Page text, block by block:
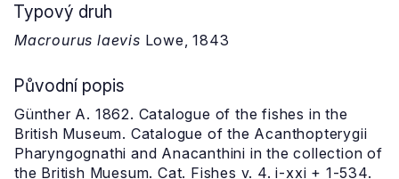
Typový druh
Macrourus laevis Lowe, 1843
Původní popis
Günther A. 1862. Catalogue of the fishes in the
British Museum. Catalogue of the Acanthopterygii
Pharyngognathi and Anacanthini in the collection of
the British Muesum. Cat. Fishes v. 4. i-xxi + 1-534.